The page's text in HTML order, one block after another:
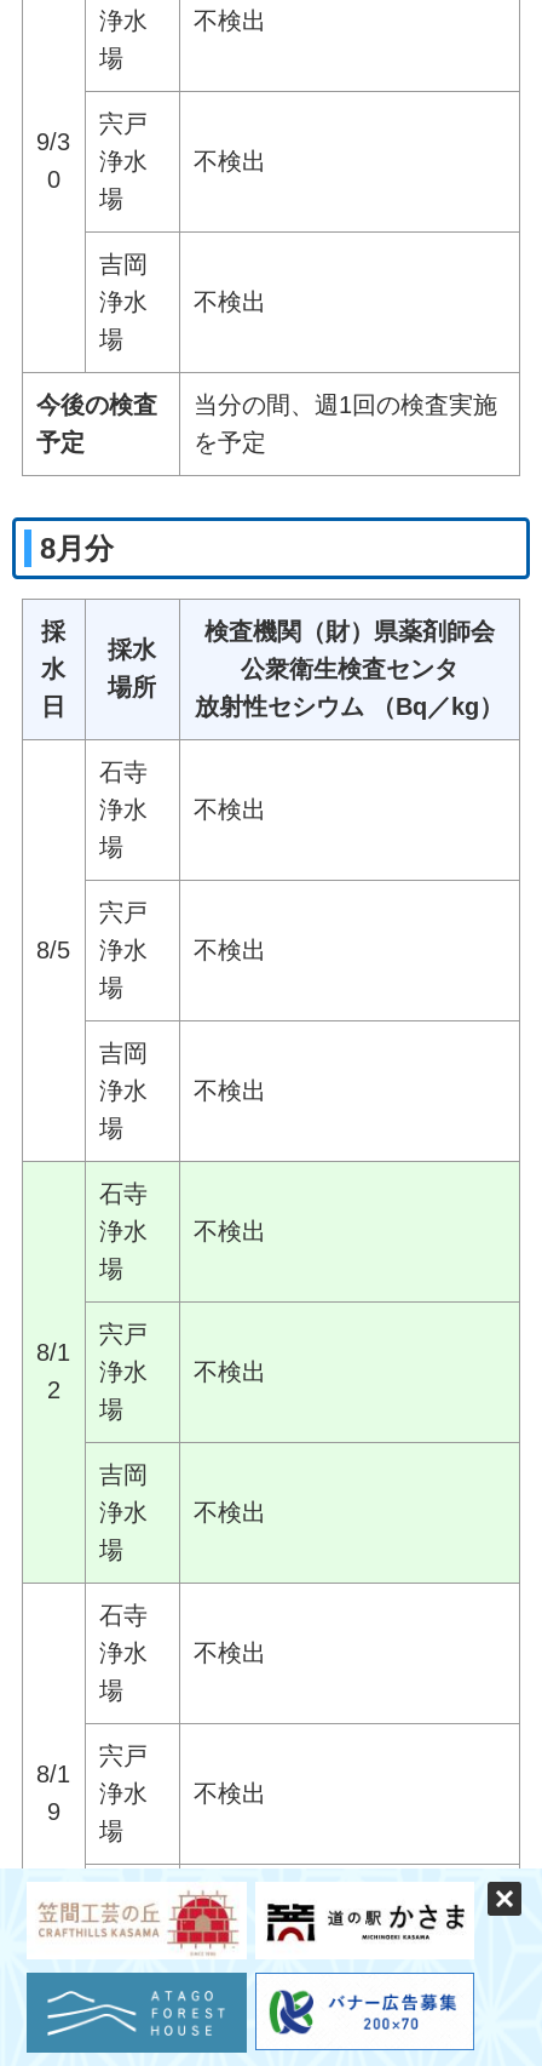
9/3
0
浄水
場
不検出
宍戸
浄水
場
不検出
吉岡
浄水
場
不検出
今後の検査
予定
当分の間、週1回の検査実施
を予定
8月分
採
水
日
採水
場所
検査機関（財）県薬剤師会
公衆衛生検査センタ
放射性セシウム （Bq／kg）
8/5
石寺
浄水
場
不検出
宍戸
浄水
場
不検出
吉岡
浄水
場
不検出
8/1
2
石寺
浄水
場
不検出
宍戸
浄水
場
不検出
吉岡
浄水
場
不検出
8/1
9
石寺
浄水
場
不検出
宍戸
浄水
場
不検出
吉岡
浄水
場
不検出
石寺